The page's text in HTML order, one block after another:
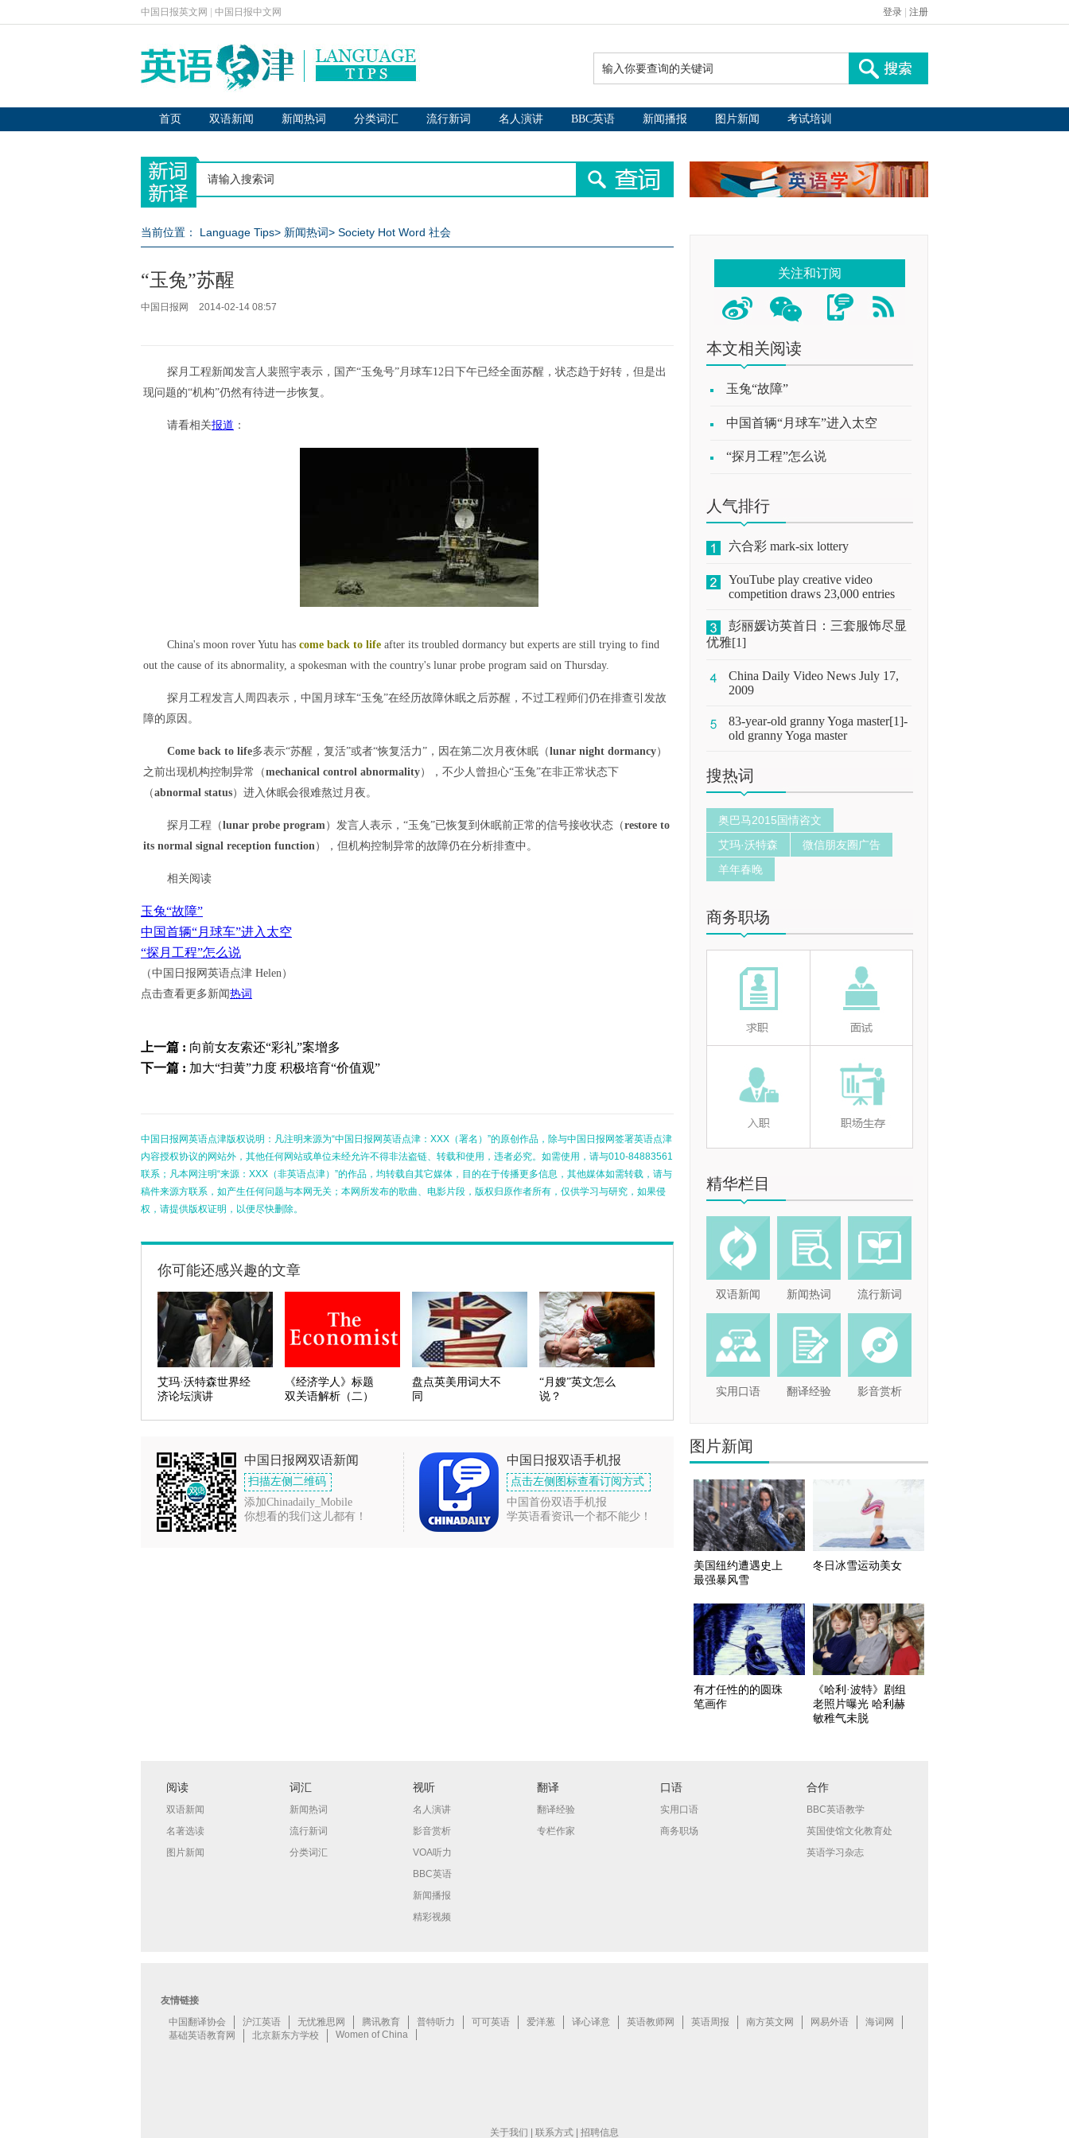
中国日报英文网 中国日报中文网 登录 注册
首页 双语新闻 新闻热词 分类词汇 流行新词 名人演讲 BBC英语 新闻播报 图片新闻 考试培训
当前位置： Language Tips> 新闻热词> Society Hot Word 社会
“玉兔”苏醒
中国日报网 2014-02-14 08:57
探月工程新闻发言人裴照宇表示，国产“玉兔号”月球车12日下午已经全面苏醒，状态趋于好转，但是出
现问题的“机构”仍然有待进一步恢复。
请看相关报道 ：
China's moon rover Yutu has come back to life after its troubled dormancy but experts are still trying to find
out the cause of its abnormality, a spokesman with the country's lunar probe program said on Thursday.
探月工程发言人周四表示，中国月球车“玉兔”在经历故障休眠之后苏醒，不过工程师们仍在排查引发故
障的原因。
Come back to life多表示“苏醒，复活”或者“恢复活力”，因在第二次月夜休眠（lunar night dormancy）
之前出现机构控制异常（mechanical control abnormality），不少人曾担心“玉兔”在非正常状态下
（abnormal status）进入休眠会很难熬过月夜。
探月工程（lunar probe program）发言人表示，“玉兔”已恢复到休眠前正常的信号接收状态（restore to
its normal signal reception function），但机构控制异常的故障仍在分析排查中。
相关阅读
玉兔“故障”
中国首辆“月球车”进入太空
“探月工程”怎么说
（中国日报网英语点津 Helen）
点击查看更多新闻热词
上一篇 : 向前女友索还“彩礼”案增多
下一篇 : 加大“扫黄”力度 积极培育“价值观”
中国日报网英语点津版权说明：凡注明来源为“中国日报网英语点津：XXX（署名）”的原创作品，除与中国日报网签署英语点津
内容授权协议的网站外，其他任何网站或单位未经允许不得非法盗链、转载和使用，违者必究。如需使用，请与010-84883561
联系；凡本网注明“来源：XXX（非英语点津）”的作品，均转载自其它媒体，目的在于传播更多信息，其他媒体如需转载，请与
稿件来源方联系，如产生任何问题与本网无关；本网所发布的歌曲、电影片段，版权归原作者所有，仅供学习与研究，如果侵
权，请提供版权证明，以便尽快删除。
你可能还感兴趣的文章
艾玛·沃特森世界经
济论坛演讲
《经济学人》标题
双关语解析（二）
盘点英美用词大不
同
“月嫂”英文怎么
说？
中国日报网双语新闻
扫描左侧二维码
添加Chinadaily_Mobile
你想看的我们这儿都有！
中国日报双语手机报
点击左侧图标查看订阅方式
中国首份双语手机报
学英语看资讯一个都不能少！
关注和订阅
本文相关阅读
玉兔“故障”
中国首辆“月球车”进入太空
“探月工程”怎么说
人气排行
六合彩 mark-six lottery
YouTube play creative video
competition draws 23,000 entries
彭丽媛访英首日：三套服饰尽显
优雅[1]
China Daily Video News July 17,
2009
83-year-old granny Yoga master[1]-
old granny Yoga master
搜热词
奥巴马2015国情咨文
艾玛·沃特森
微信朋友圈广告
羊年春晚
商务职场
精华栏目
双语新闻 新闻热词 流行新词
实用口语 翻译经验 影音赏析
图片新闻
美国纽约遭遇史上
最强暴风雪
冬日冰雪运动美女
有才任性的的圆珠
笔画作
《哈利·波特》剧组
老照片曝光 哈利赫
敏稚气未脱
阅读
双语新闻
名著选读
图片新闻
词汇
新闻热词
流行新词
分类词汇
视听
名人演讲
影音赏析
VOA听力
BBC英语
新闻播报
精彩视频
翻译
翻译经验
专栏作家
口语
实用口语
商务职场
合作
BBC英语教学
英国使馆文化教育处
英语学习杂志
关于我们 联系方式 招聘信息